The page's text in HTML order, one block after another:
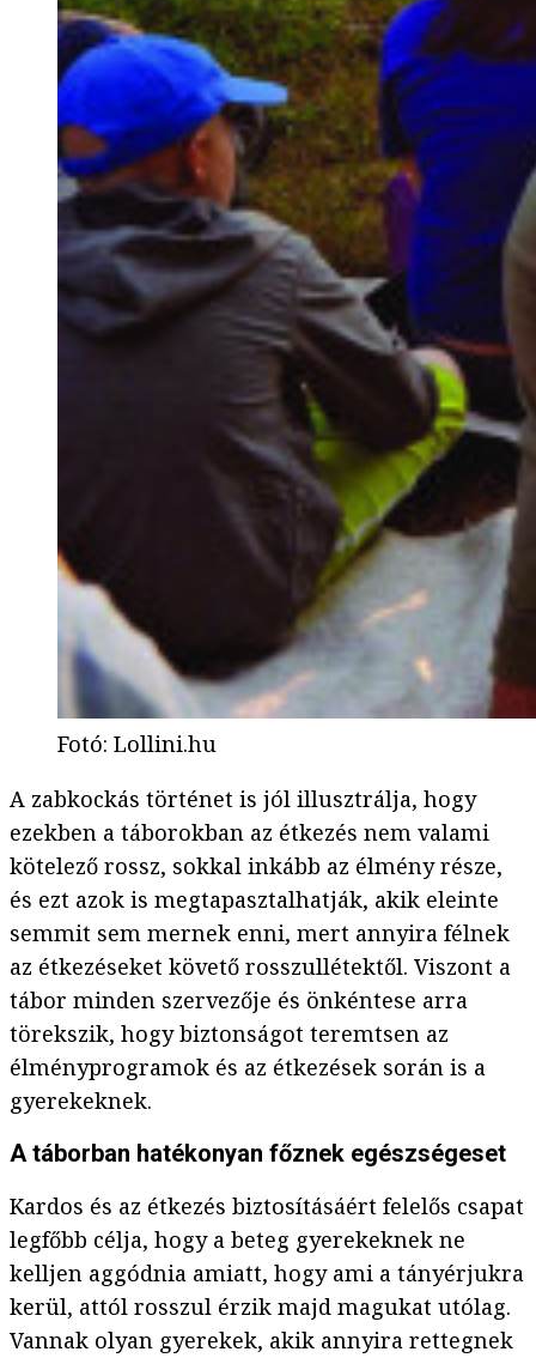
Fotó: Lollini.hu
A zabkockás történet is jól illusztrálja, hogy
ezekben a táborokban az étkezés nem valami
kötelező rossz, sokkal inkább az élmény része,
és ezt azok is megtapasztalhatják, akik eleinte
semmit sem mernek enni, mert annyira félnek
az étkezéseket követő rosszullétektől. Viszont a
tábor minden szervezője és önkéntese arra
törekszik, hogy biztonságot teremtsen az
élményprogramok és az étkezések során is a
gyerekeknek.
A táborban hatékonyan főznek egészségeset
Kardos és az étkezés biztosításáért felelős csapat
legfőbb célja, hogy a beteg gyerekeknek ne
kelljen aggódnia amiatt, hogy ami a tányérjukra
kerül, attól rosszul érzik majd magukat utólag.
Vannak olyan gyerekek, akik annyira rettegnek